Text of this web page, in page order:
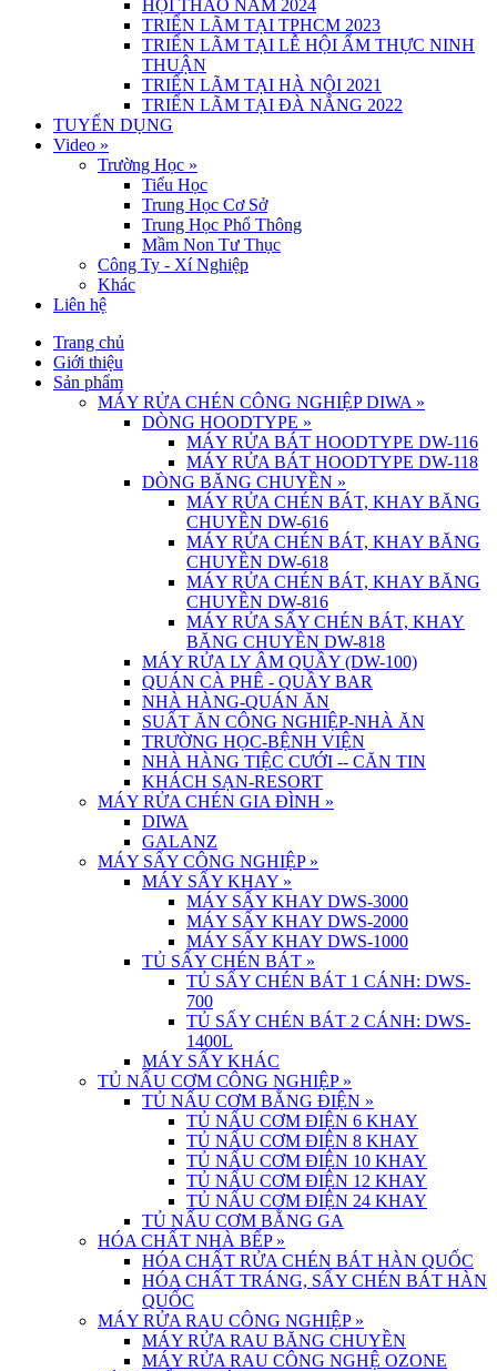
HỘI THẢO NĂM 2024
TRIỂN LÃM TẠI TPHCM 2023
TRIỂN LÃM TẠI LỄ HỘI ẨM THỰC NINH
THUẬN
TRIỂN LÃM TẠI HÀ NỘI 2021
TRIỂN LÃM TẠI ĐÀ NẴNG 2022
TUYỂN DỤNG
Video »
Trường Học »
Tiểu Học
Trung Học Cơ Sở
Trung Học Phổ Thông
Mầm Non Tư Thục
Công Ty - Xí Nghiệp
Khác
Liên hệ
Trang chủ
Giới thiệu
Sản phẩm
MÁY RỬA CHÉN CÔNG NGHIỆP DIWA »
DÒNG HOODTYPE »
MÁY RỬA BÁT HOODTYPE DW-116
MÁY RỬA BÁT HOODTYPE DW-118
DÒNG BĂNG CHUYỀN »
MÁY RỬA CHÉN BÁT, KHAY BĂNG
CHUYỀN DW-616
MÁY RỬA CHÉN BÁT, KHAY BĂNG
CHUYỀN DW-618
MÁY RỬA CHÉN BÁT, KHAY BĂNG
CHUYỀN DW-816
MÁY RỬA SẤY CHÉN BÁT, KHAY
BĂNG CHUYỀN DW-818
MÁY RỬA LY ÂM QUẦY (DW-100)
QUÁN CÀ PHÊ - QUẦY BAR
NHÀ HÀNG-QUÁN ĂN
SUẤT ĂN CÔNG NGHIỆP-NHÀ ĂN
TRƯỜNG HỌC-BỆNH VIỆN
NHÀ HÀNG TIỆC CƯỚI -- CĂN TIN
KHÁCH SẠN-RESORT
MÁY RỬA CHÉN GIA ĐÌNH »
DIWA
GALANZ
MÁY SẤY CÔNG NGHIỆP »
MÁY SẤY KHAY »
MÁY SẤY KHAY DWS-3000
MÁY SẤY KHAY DWS-2000
MÁY SẤY KHAY DWS-1000
TỦ SẤY CHÉN BÁT »
TỦ SẤY CHÉN BÁT 1 CÁNH: DWS-
700
TỦ SẤY CHÉN BÁT 2 CÁNH: DWS-
1400L
MÁY SẤY KHÁC
TỦ NẤU CƠM CÔNG NGHIỆP »
TỦ NẤU CƠM BẰNG ĐIỆN »
TỦ NẤU CƠM ĐIỆN 6 KHAY
TỦ NẤU CƠM ĐIỆN 8 KHAY
TỦ NẤU CƠM ĐIỆN 10 KHAY
TỦ NẤU CƠM ĐIỆN 12 KHAY
TỦ NẤU CƠM ĐIỆN 24 KHAY
TỦ NẤU CƠM BẰNG GA
HÓA CHẤT NHÀ BẾP »
HÓA CHẤT RỬA CHÉN BÁT HÀN QUỐC
HÓA CHẤT TRÁNG, SẤY CHÉN BÁT HÀN
QUỐC
MÁY RỬA RAU CÔNG NGHIỆP »
MÁY RỬA RAU BĂNG CHUYỀN
MÁY RỬA RAU CÔNG NGHỆ OZONE